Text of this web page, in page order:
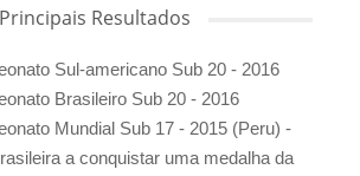
Principais Resultados
Sul-americano Sub 20 - 2016
Brasileiro Sub 20 - 2016
Mundial Sub 17 - 2015 (Peru) -
a conquistar uma medalha da